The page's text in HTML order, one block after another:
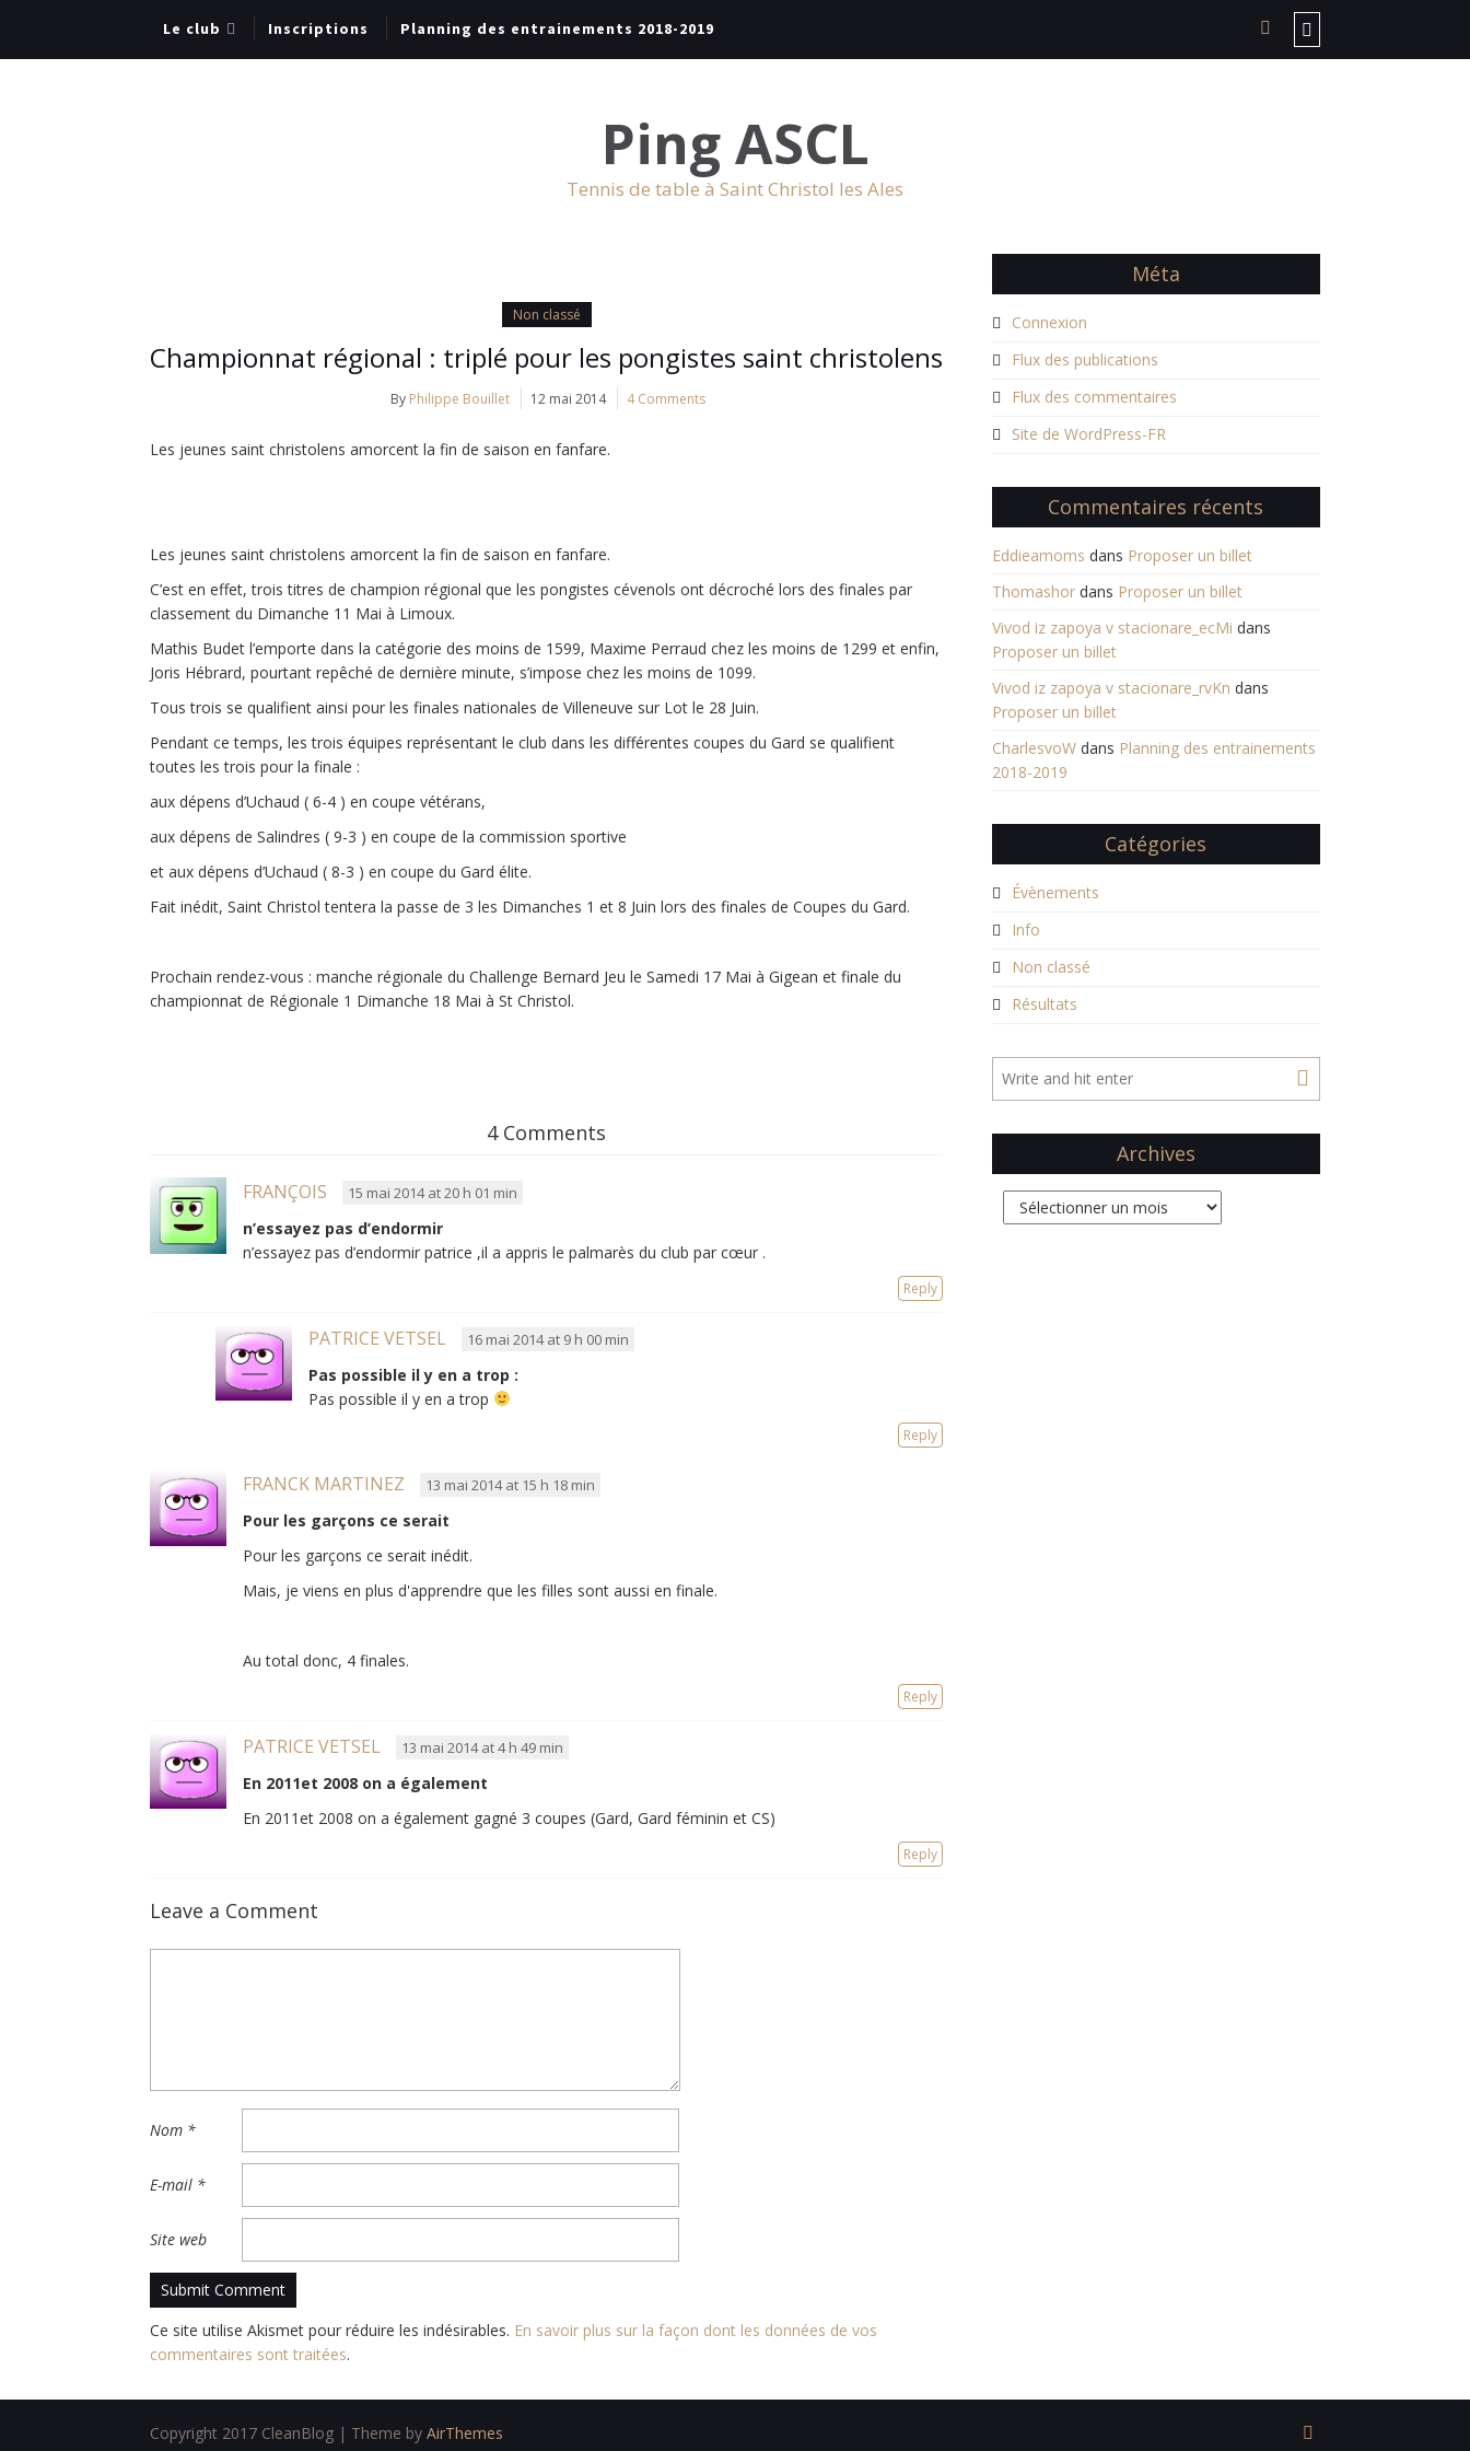
Le club Inscriptions Planning des entrainements 2018-2019
Ping ASCL
Tennis de table à Saint Christol les Ales
Non classé
Championnat régional : triplé pour les pongistes saint christolens
By Philippe Bouillet 12 mai 2014 4 Comments
Les jeunes saint christolens amorcent la fin de saison en fanfare.
Les jeunes saint christolens amorcent la fin de saison en fanfare.
C’est en effet, trois titres de champion régional que les pongistes cévenols ont décroché lors des finales par
classement du Dimanche 11 Mai à Limoux.
Mathis Budet l’emporte dans la catégorie des moins de 1599, Maxime Perraud chez les moins de 1299 et enfin,
Joris Hébrard, pourtant repêché de dernière minute, s’impose chez les moins de 1099.
Tous trois se qualifient ainsi pour les finales nationales de Villeneuve sur Lot le 28 Juin.
Pendant ce temps, les trois équipes représentant le club dans les différentes coupes du Gard se qualifient
toutes les trois pour la finale :
aux dépens d’Uchaud ( 6-4 ) en coupe vétérans,
aux dépens de Salindres ( 9-3 ) en coupe de la commission sportive
et aux dépens d’Uchaud ( 8-3 ) en coupe du Gard élite.
Fait inédit, Saint Christol tentera la passe de 3 les Dimanches 1 et 8 Juin lors des finales de Coupes du Gard.
Prochain rendez-vous : manche régionale du Challenge Bernard Jeu le Samedi 17 Mai à Gigean et finale du
championnat de Régionale 1 Dimanche 18 Mai à St Christol.
4 Comments
FRANÇOIS 15 mai 2014 at 20 h 01 min
n’essayez pas d’endormir
n’essayez pas d’endormir patrice ,il a appris le palmarès du club par cœur .
Reply
PATRICE VETSEL 16 mai 2014 at 9 h 00 min
Pas possible il y en a trop :
Pas possible il y en a trop
Reply
FRANCK MARTINEZ 13 mai 2014 at 15 h 18 min
Pour les garçons ce serait
Pour les garçons ce serait inédit.
Mais, je viens en plus d'apprendre que les filles sont aussi en finale.
Au total donc, 4 finales.
Reply
PATRICE VETSEL 13 mai 2014 at 4 h 49 min
En 2011et 2008 on a également
En 2011et 2008 on a également gagné 3 coupes (Gard, Gard féminin et CS)
Reply
Leave a Comment
Nom *
E-mail *
Site web
Ce site utilise Akismet pour réduire les indésirables. En savoir plus sur la façon dont les données de vos
commentaires sont traitées.
Méta
Connexion
Flux des publications
Flux des commentaires
Site de WordPress-FR
Commentaires récents
Eddieamoms dans Proposer un billet
Thomashordans Proposer un billet
Vivod iz zapoya v stacionare_ecMi dans
Proposer un billet
Vivod iz zapoya v stacionare_rvKn dans
Proposer un billet
CharlesvoWdans Planning des entrainements
2018-2019
Catégories
Évènements
Info
Non classé
Résultats
Archives
Archives
Copyright 2017 CleanBlog | Theme by AirThemes